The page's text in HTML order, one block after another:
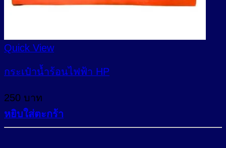
Quick View
กระเป๋าน้ำร้อนไฟฟ้า HP
250 บาท
หยิบใส่ตะกร้า